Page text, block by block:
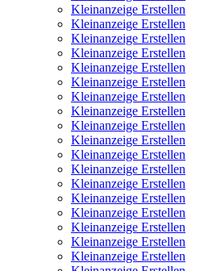
Kleinanzeige Erstellen
Kleinanzeige Erstellen
Kleinanzeige Erstellen
Kleinanzeige Erstellen
Kleinanzeige Erstellen
Kleinanzeige Erstellen
Kleinanzeige Erstellen
Kleinanzeige Erstellen
Kleinanzeige Erstellen
Kleinanzeige Erstellen
Kleinanzeige Erstellen
Kleinanzeige Erstellen
Kleinanzeige Erstellen
Kleinanzeige Erstellen
Kleinanzeige Erstellen
Kleinanzeige Erstellen
Kleinanzeige Erstellen
Kleinanzeige Erstellen